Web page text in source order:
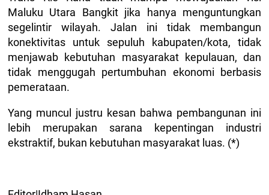
Maluku Utara Bangkit jika hanya menguntungkan
segelintir wilayah. Jalan ini tidak membangun
konektivitas untuk sepuluh kabupaten/kota, tidak
menjawab kebutuhan masyarakat kepulauan, dan
tidak menggugah pertumbuhan ekonomi berbasis
pemerataan.
Yang muncul justru kesan bahwa pembangunan ini
lebih merupakan sarana kepentingan industri
ekstraktif, bukan kebutuhan masyarakat luas. (*)